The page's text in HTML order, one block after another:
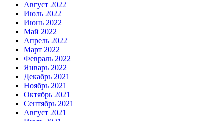
Август 2022
Июль 2022
Июнь 2022
Май 2022
Апрель 2022
Март 2022
Февраль 2022
Январь 2022
Декабрь 2021
Ноябрь 2021
Октябрь 2021
Сентябрь 2021
Август 2021